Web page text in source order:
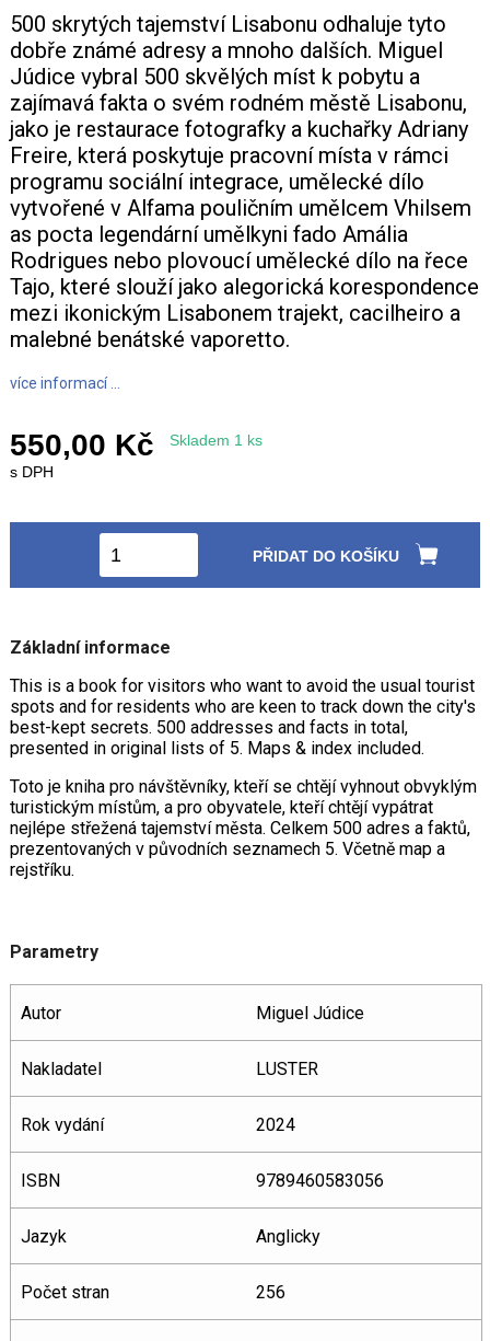
500 skrytých tajemství Lisabonu odhaluje tyto
dobře známé adresy a mnoho dalších. Miguel
Júdice vybral 500 skvělých míst k pobytu a
zajímavá fakta o svém rodném městě Lisabonu,
jako je restaurace fotografky a kuchařky Adriany
Freire, která poskytuje pracovní místa v rámci
programu sociální integrace, umělecké dílo
vytvořené v Alfama pouličním umělcem Vhilsem
as pocta legendární umělkyni fado Amália
Rodrigues nebo plovoucí umělecké dílo na řece
Tajo, které slouží jako alegorická korespondence
mezi ikonickým Lisabonem trajekt, cacilheiro a
malebné benátské vaporetto.
více informací ...
550,00 Kč
Skladem 1 ks
s DPH
PŘIDAT DO KOŠÍKU
Základní informace
This is a book for visitors who want to avoid the usual tourist
spots and for residents who are keen to track down the city's
best-kept secrets. 500 addresses and facts in total,
presented in original lists of 5. Maps & index included.
Toto je kniha pro návštěvníky, kteří se chtějí vyhnout obvyklým
turistickým místům, a pro obyvatele, kteří chtějí vypátrat
nejlépe střežená tajemství města. Celkem 500 adres a faktů,
prezentovaných v původních seznamech 5. Včetně map a
rejstříku.
Parametry
Autor Miguel Júdice
Nakladatel LUSTER
Rok vydání 2024
ISBN 9789460583056
Jazyk Anglicky
Počet stran 256